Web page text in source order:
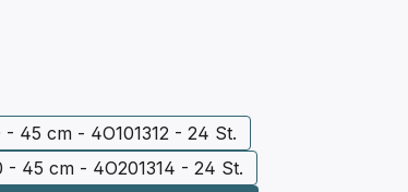
45 cm - 4O101312 - 24 St.
- 45 cm - 4O201314 - 24 St.